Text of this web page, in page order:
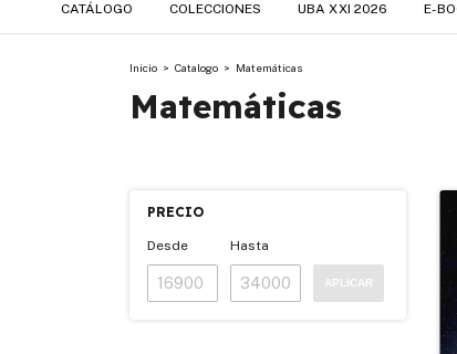
CATÁLOGO COLECCIONES UBA XXI 2026 E-
Inicio > Catalogo > Matemáticas
Matemáticas
PRECIO
Desde Hasta
APLICAR